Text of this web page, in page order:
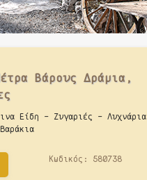
Βάρους Δράμια,
Είδη - Ζυγαριές - Λυχνάρια
Κωδικός: 580738